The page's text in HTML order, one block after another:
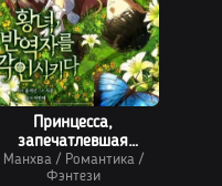
Принцесса,
запечатлевшая
изменника
Манхва/ Романтика/
Фэнтези